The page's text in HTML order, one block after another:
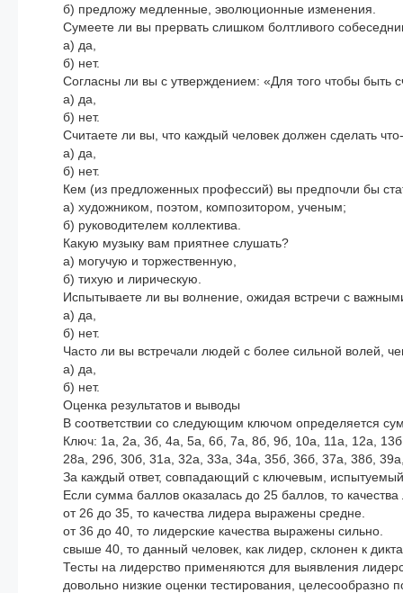
б) предложу медленные, эволюционные изменения.
Сумеете ли вы прервать слишком болтливого
а) да,
б) нет.
Согласны ли вы с утверждением: «Для того чтобы быть
а) да,
б) нет.
Считаете ли вы, что каждый человек должен сделать
а) да,
б) нет.
Кем (из предложенных профессий) вы предпочли бы
а) художником, поэтом, композитором, ученым;
б) руководителем коллектива.
Какую музыку вам приятнее слушать?
а) могучую и торжественную,
б) тихую и лирическую.
Испытываете ли вы волнение, ожидая встречи с
а) да,
б) нет.
Часто ли вы встречали людей с более сильной волей,
а) да,
б) нет.
Оценка результатов и выводы
В соответствии со следующим ключом определяется
Ключ: 1а, 2а, 3б, 4а, 5а, 6б, 7а, 8б, 9б, 10а, 11а, 12а,
28а, 29б, 30б, 31а, 32а, 33а, 34а, 35б, 36б, 37а, 38б,
За каждый ответ, совпадающий с ключевым,
Если сумма баллов оказалась до 25 баллов, то
от 26 до 35, то качества лидера выражены средне.
от 36 до 40, то лидерские качества выражены сильно.
свыше 40, то данный человек, как лидер, склонен к
Тесты на лидерство применяются для выявления
довольно низкие оценки тестирования,